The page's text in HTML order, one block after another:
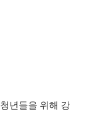
년들을 위해 강